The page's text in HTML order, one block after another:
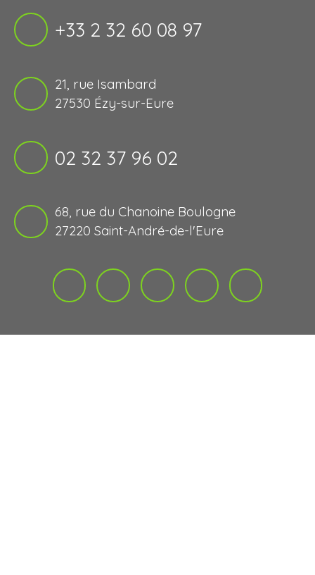
+33 2 32 60 08 97
21, rue Isambard
27530 Ézy-sur-Eure
02 32 37 96 02
68, rue du Chanoine Boulogne
27220 Saint-André-de-l'Eure